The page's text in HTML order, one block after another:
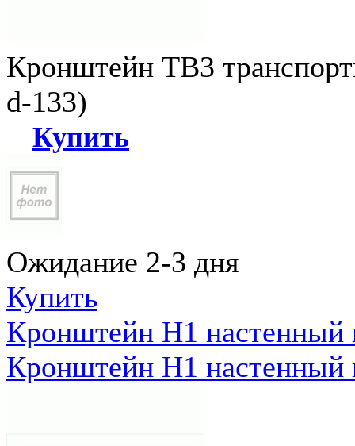
Кронштейн ТВ3
d-133)
Купить
Ожидание 2-3 дня
Купить
Кронштейн Н1
Кронштейн Н1